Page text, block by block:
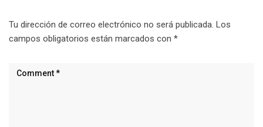
Tu dirección de correo electrónico no será publicada. Los
campos obligatorios están marcados con *